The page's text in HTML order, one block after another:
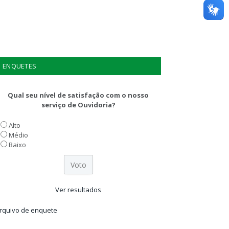
ENQUETES
Qual seu nível de satisfação com o nosso
serviço de Ouvidoria?
Alto
Médio
Baixo
Ver resultados
de enquete